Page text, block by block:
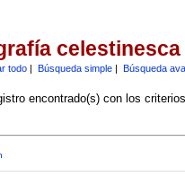
celestinesca
todo| Búsqueda simple| Búsqueda
encontrado(s) con los